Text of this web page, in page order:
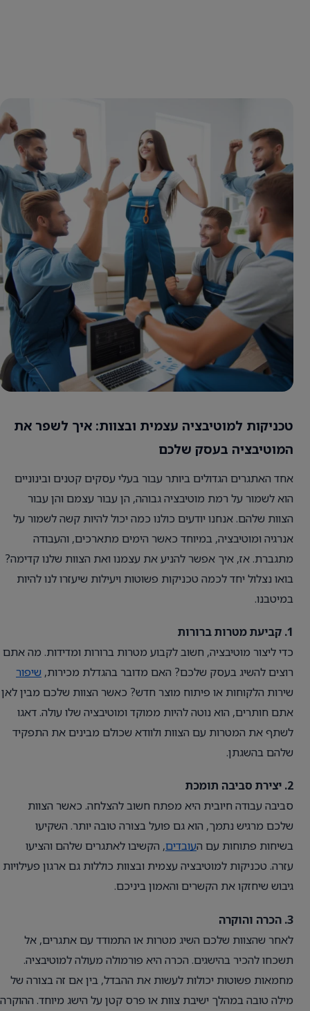
טכניקות למוטיבציה עצמית ובצוות: איך לשפר את
המוטיבציה בעסק שלכם
אחד האתגרים הגדולים ביותר עבור בעלי עסקים קטנים ובינוניים
הוא לשמור על רמת מוטיבציה גבוהה, הן עבור עצמם והן עבור
הצוות שלהם. אנחנו יודעים כולנו כמה יכול להיות קשה לשמור על
אנרגיה ומוטיבציה, במיוחד כאשר הימים מתארכים, והעבודה
מתגברת. אז, איך אפשר להניע את עצמנו ואת הצוות שלנו קדימה?
בואו נצלול יחד לכמה טכניקות פשוטות ויעילות שיעזרו לנו להיות
במיטבנו.
1. קביעת מטרות ברורות
כדי ליצור מוטיבציה, חשוב לקבוע מטרות ברורות ומדידות. מה אתם
רוצים להשיג בעסק שלכם? האם מדובר בהגדלת מכירות, שיפור
שירות הלקוחות או פיתוח מוצר חדש? כאשר הצוות שלכם מבין לאן
אתם חותרים, הוא נוטה להיות ממוקד ומוטיבציה שלו עולה. דאגו
לשתף את המטרות עם הצוות ולוודא שכולם מבינים את התפקיד
שלהם בהשגתן.
2. יצירת סביבה תומכת
סביבה עבודה חיובית היא מפתח חשוב להצלחה. כאשר הצוות
שלכם מרגיש נתמך, הוא גם פועל בצורה טובה יותר. השקיעו
בשיחות פתוחות עם העובדים, הקשיבו לאתגרים שלהם והציעו
עזרה. טכניקות למוטיבציה עצמית ובצוות כוללות גם ארגון פעילויות
גיבוש שיחזקו את הקשרים והאמון ביניכם.
3. הכרה והוקרה
לאחר שהצוות שלכם השיג מטרות או התמודד עם אתגרים, אל
תשכחו להכיר בהישגים. הכרה היא פורמולה מעולה למוטיבציה.
מחמאות פשוטות יכולות לעשות את ההבדל, בין אם זה בצורה של
מילה טובה במהלך ישיבת צוות או פרס קטן על הישג מיוחד. ההוקרה